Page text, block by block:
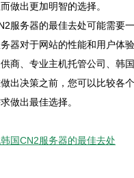
做出更加明智的选择。
服务器的最佳去处可能需要
器对于网站的性能和用户体
商、专业主机托管公司、韩
出决策之前，您可以比较各
做出最佳选择。
国CN2服务器的最佳去处